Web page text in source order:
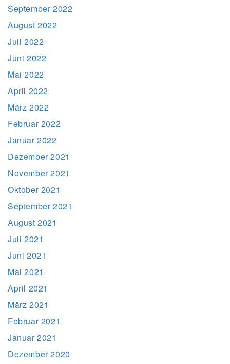
September 2022
August 2022
Juli 2022
Juni 2022
Mai 2022
April 2022
März 2022
Februar 2022
Januar 2022
Dezember 2021
November 2021
Oktober 2021
September 2021
August 2021
Juli 2021
Juni 2021
Mai 2021
April 2021
März 2021
Februar 2021
Januar 2021
Dezember 2020